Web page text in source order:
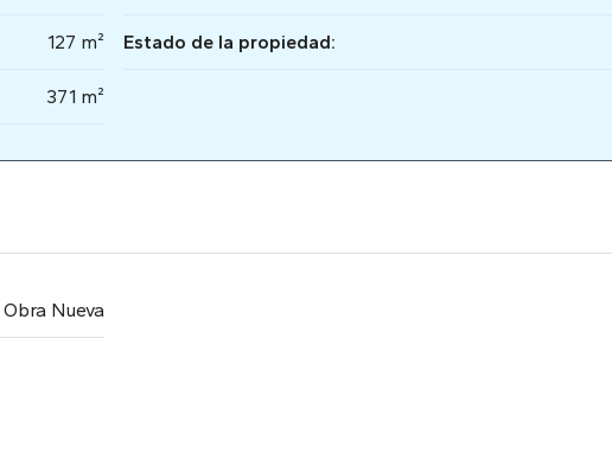
127 m²
371 m²
Estado de la propiedad:
Obra Nueva